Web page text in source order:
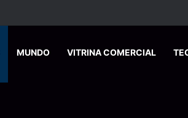
MUNDO VITRINA COMERCIAL